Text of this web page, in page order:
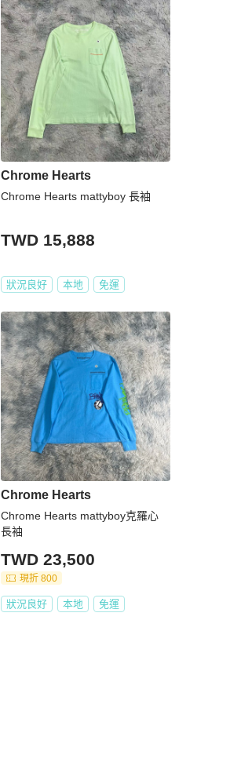
Chrome Hearts
Chrome Hearts mattyboy 長袖
TWD 15,888
狀況良好 本地 免運
Chrome Hearts
Chrome Hearts mattyboy克羅心
長袖
TWD 23,500
現折 800
狀況良好 本地 免運